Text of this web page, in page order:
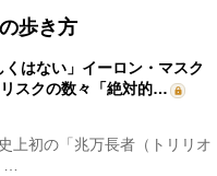
歩き方
くはない」イーロン・マスク
スクの数々「絶対的…
上初の「兆万長者（トリリオ